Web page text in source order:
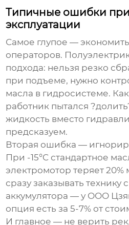
Типичные ошибки
эксплуатации
Самое глупое —
операторов.
подхода: нельзя резко
при подъеме, нужно
масла в гидросистеме.
работник пытался
жидкость вместо
предсказуем.
Вторая ошибка —
При -15°C стандартное
электромотор теряет
сразу заказывать технику
аккумулятора — у ООО
опция есть за 5-7% от
И главное — не верить